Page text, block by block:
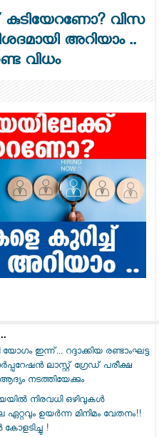
കുടിയേറണോ? വിസ
അറിയാം ..
വിധം
ഇന്ന്... റദ്ദാക്കിയ രണ്ടാംഘട്ട
ലാസ്റ്റ് ഗ്രേഡ് പരീക്ഷ
നടത്തിയേക്കും
നിരവധി ഒഴിവുകൾ
ഉയർന്ന മിനിമം വേതനം!!
!